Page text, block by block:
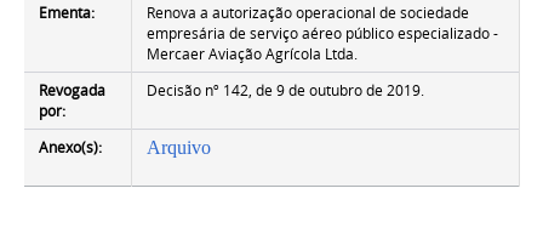
Ementa:
Renova a autorização operacional de sociedade
empresária de serviço aéreo público especializado -
Mercaer Aviação Agrícola Ltda.
Revogada
por:
Decisão nº 142, de 9 de outubro de 2019.
Anexo(s): Arquivo